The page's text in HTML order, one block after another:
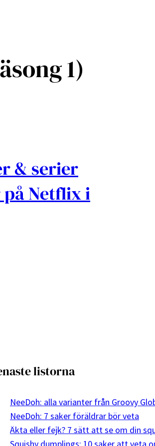
1)
& serier
Netflix i
listorna
NeeDoh: alla varianter från Groovy
NeeDoh: 7 saker föräldrar bör veta
Äkta eller fejk? 7 sätt att se om din